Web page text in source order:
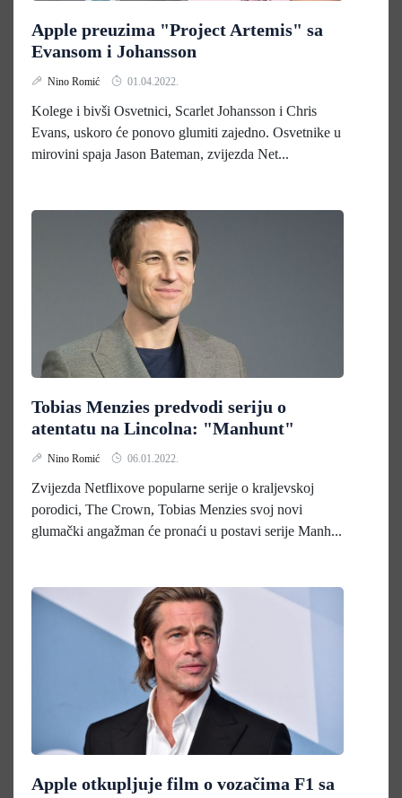
Apple preuzima "Project Artemis" sa
Evansom i Johansson
Nino Romić 01.04.2022.
Kolege i bivši Osvetnici, Scarlet Johansson i Chris
Evans, uskoro će ponovo glumiti zajedno. Osvetnike u
mirovini spaja Jason Bateman, zvijezda Net...
Tobias Menzies predvodi seriju o
atentatu na Lincolna: "Manhunt"
Nino Romić 06.01.2022.
Zvijezda Netflixove popularne serije o kraljevskoj
porodici, The Crown, Tobias Menzies svoj novi
glumački angažman će pronaći u postavi serije Manh...
Apple otkupljuje film o vozačima F1 sa